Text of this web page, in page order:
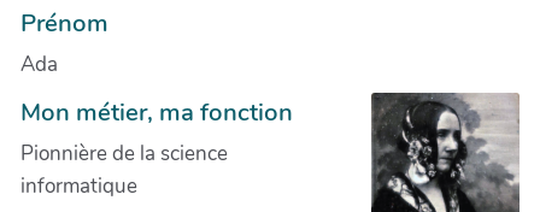
Prénom
Ada
Mon métier, ma fonction
Pionnière de la science
informatique